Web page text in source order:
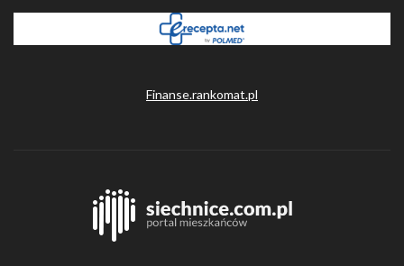
Finanse.rankomat.pl